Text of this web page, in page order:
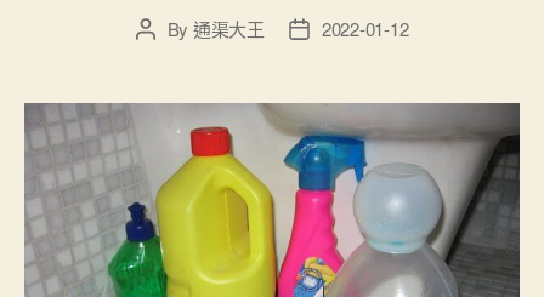
PostBy 通渠大王
Post2022-01-12